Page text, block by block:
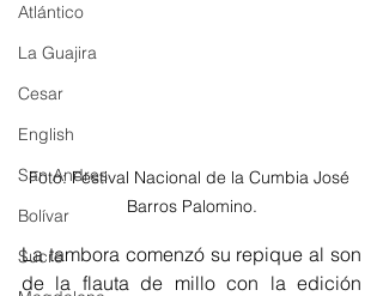
Atlántico
La Guajira
Cesar
English
San Andres
Bolívar
Sucre
Foto: Festival Nacional de la Cumbia José
Barros Palomino.
La tambora comenzó su repique al son
de la flauta de millo con la edición